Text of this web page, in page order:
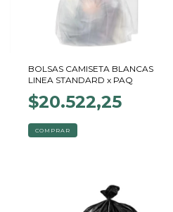
BOLSAS CAMISETA BLANCAS
LINEA STANDARD x PAQ
$20.522,25
COMPRAR